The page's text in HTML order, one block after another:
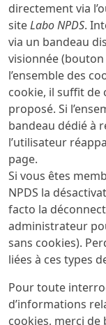
directement via
siteLabo NPDS.
via un bandeau
visionnée (bouton
l’ensemble des
cookie, il suffit de
proposé. Si
bandeau dédié à
l’utilisateur
page.
Si vous êtes
NPDS la
facto la
administrateur
sans cookies).
liées à ces types
Pour toute
d’informations
cookies, merci